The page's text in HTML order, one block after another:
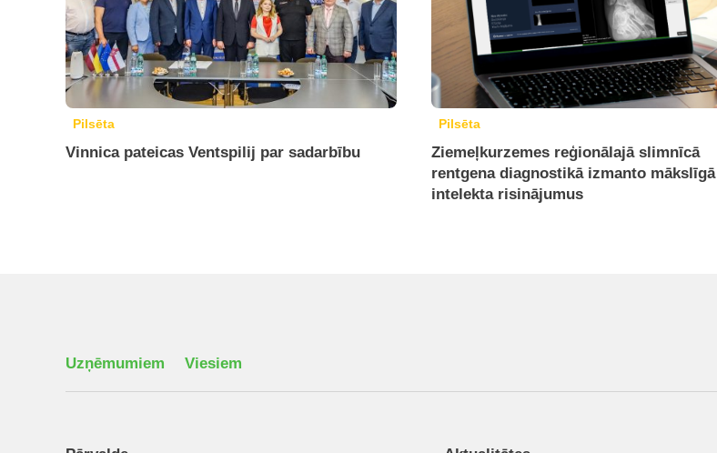
Pilsēta
Vinnica pateicas Ventspilij par sadarbību
Pilsēta
Ziemeļkurzemes reģionālajā slimnīcā
rentgena diagnostikā izmanto mākslīgā
intelekta risinājumus
Uzņēmumiem Viesiem